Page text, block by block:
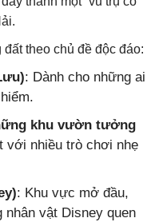
theo chủ đề độc đáo:
: Dành cho những ai
khu vườn tưởng
với nhiều trò chơi nhẹ
: Khu vực mở đầu,
nhân vật Disney quen